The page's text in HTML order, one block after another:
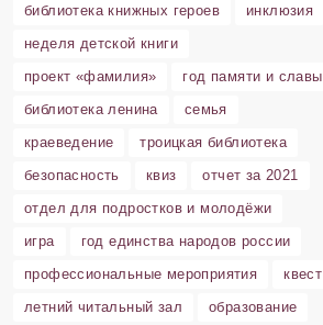
библиотека книжных героев
инклюзия
неделя детской книги
проект «фамилия»
год памяти и славы
библиотека ленина
семья
краеведение
троицкая библиотека
безопасность
квиз
отчет за 2021
отдел для подростков и молодёжи
игра
год единства народов россии
профессиональные мероприятия
квест
летний читальный зал
образование